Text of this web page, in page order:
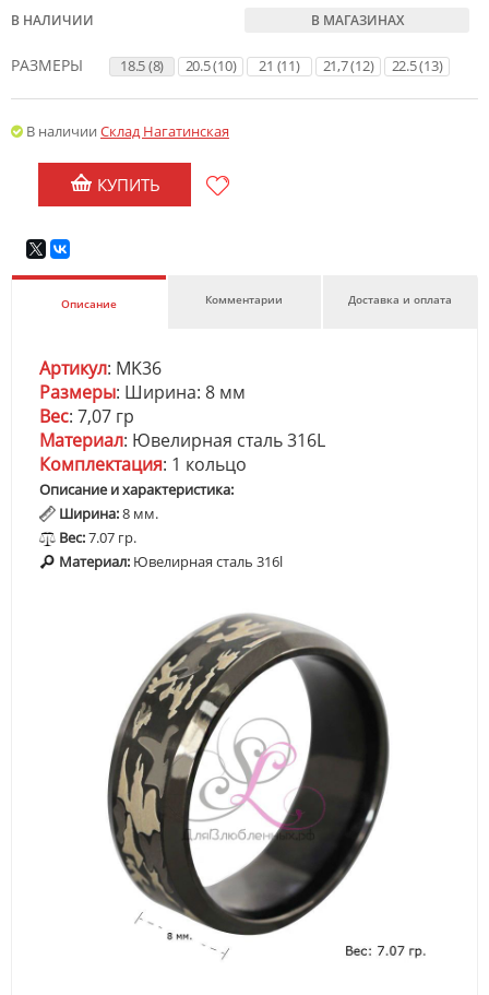
В НАЛИЧИИ В МАГАЗИНАХ
РАЗМЕРЫ 18.5 (8) 20.5 (10) 21 (11) 21,7 (12) 22.5 (13)
В наличии Склад Нагатинская
КУПИТЬ
Описание Комментарии Доставка и оплата
Артикул: MK36
Размеры: Ширина: 8 мм
Вес: 7,07 гр
Материал: Ювелирная сталь 316L
Комплектация: 1 кольцо
Описание и характеристика:
Ширина:8 мм.
Вес:7.07 гр.
Материал: Ювелирная сталь 316l